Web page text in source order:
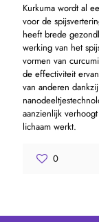
Kurkuma wordt al
voor de
heeft brede
werking van het
vormen van
de effectiviteit
van anderen
aanzienlijk
lichaam werkt.
0